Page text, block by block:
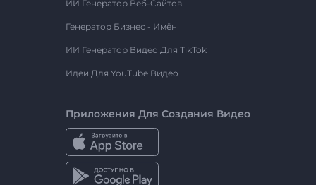
ИИ Генератор Веб-Сайтов
Генератор Бизнес - Имён
ИИ Генератор Видео Для TikTok
Идеи Для YouTube Видео
Приложения Для Создания Видео